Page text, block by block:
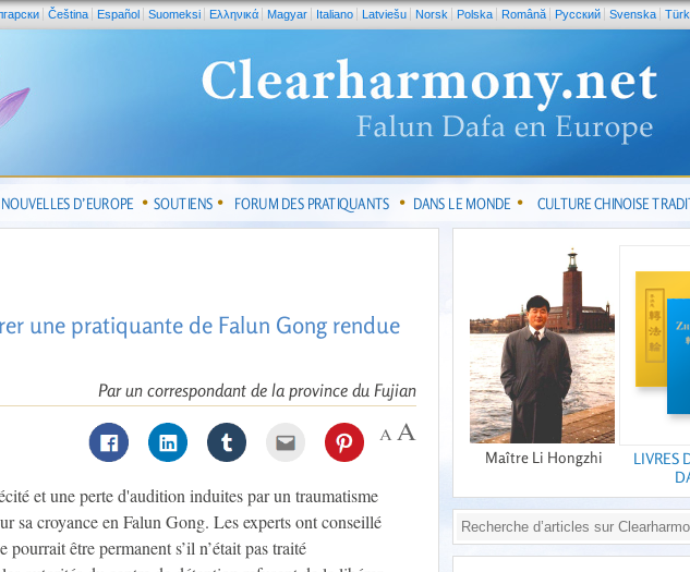
Čeština Español Suomeksi Ελληνικά Magyar Italiano Latviešu Norsk Polska Română Pусский Svenska
NOUVELLES D’EUROPE SOUTIENS FORUM DES PRATIQUANTS DANS LE MONDE CULTURE CHINOISE
une pratiquante de Falun Gong rendue
Par un correspondant de la province du Fujian
et une perte d'audition induites par un traumatisme
sa croyance en Falun Gong. Les experts ont conseillé
pourrait être permanent s’il n’était pas traité
Maître Li Hongzhi
LIVRES